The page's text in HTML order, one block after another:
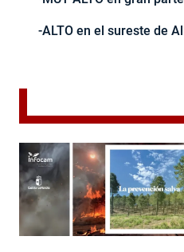
-ALTO en el sureste de